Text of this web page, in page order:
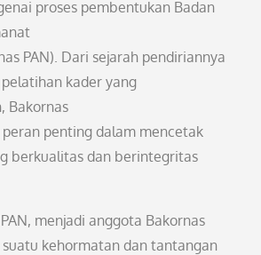
proses pembentukan Badan
PAN). Dari sejarah pendiriannya
kader yang
Bakornas
peran penting dalam mencetak
berkualitas dan berintegritas
menjadi anggota Bakornas
suatu kehormatan dan tantangan